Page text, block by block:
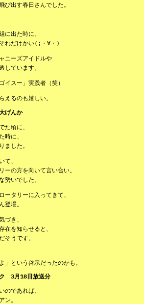
び出す春日さんでした。
に出た時に、
れだけかい(;・∀・)
ニーズアイドルや
しています。
イスー」実践者（笑）
えるのも嬉しい。
げんか
た頃に、
時に、
ました。
て、
ーの方を向いて言い合い。
勢いでした。
ータリーに入ってきて、
登場。
づき、
在を知らせると、
そうです。
」という啓示だったのかも。
3月18日放送分
のであれば、
ン。